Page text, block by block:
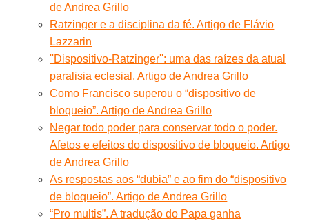
de Andrea Grillo
Ratzinger e a disciplina da fé. Artigo de Flávio
Lazzarin
''Dispositivo-Ratzinger'': uma das raízes da atual
paralisia eclesial. Artigo de Andrea Grillo
Como Francisco superou o “dispositivo de
bloqueio”. Artigo de Andrea Grillo
Negar todo poder para conservar todo o poder.
Afetos e efeitos do dispositivo de bloqueio. Artigo
de Andrea Grillo
As respostas aos “dubia” e ao fim do “dispositivo
de bloqueio”. Artigo de Andrea Grillo
“Pro multis”. A tradução do Papa ganha